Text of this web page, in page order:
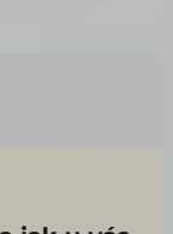
druhy rad a
pro
na
dětské
balíček